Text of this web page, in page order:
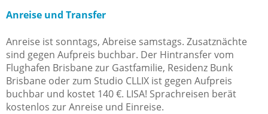
Anreise und Transfer
Anreise ist sonntags, Abreise samstags. Zusatznächte
sind gegen Aufpreis buchbar. Der Hintransfer vom
Flughafen Brisbane zur Gastfamilie, Residenz Bunk
Brisbane oder zum Studio CLLIX ist gegen Aufpreis
buchbar und kostet 140 €. LISA! Sprachreisen berät
kostenlos zur Anreise und Einreise.